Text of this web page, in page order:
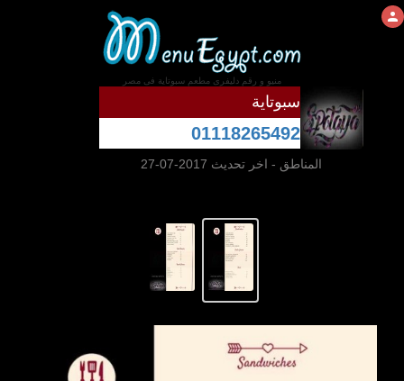
منيو و رقم دليفرى مطعم سبوتاية فى مصر
سبوتاية
01118265492
المناطق - اخر تحديث 2017-07-27